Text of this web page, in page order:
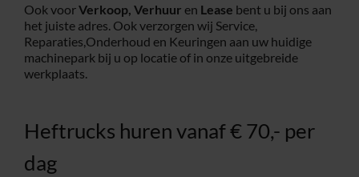
Ook voorVerkoop, Verhuur en Lease bent u bij ons aan
het juiste adres. Ook verzorgen wij Service,
Reparaties,Onderhoud en Keuringen aan uw huidige
machinepark bij u op locatie of in onze uitgebreide
werkplaats.
Heftrucks huren vanaf € 70,- per
dag